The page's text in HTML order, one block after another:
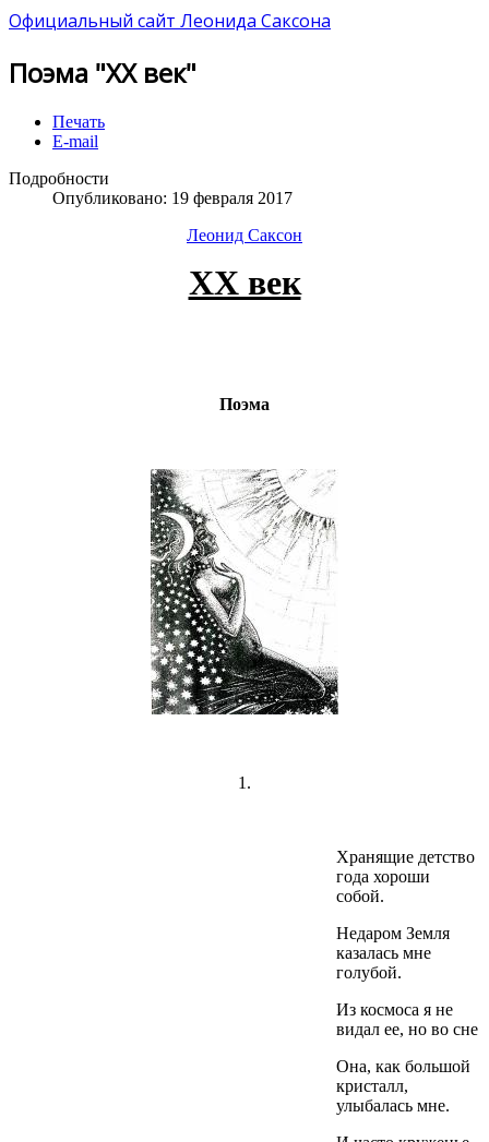
Официальный сайт Леонида Саксона
Поэма "XX век"
Печать
E-mail
Подробности
Опубликовано: 19 февраля 2017
Леонид Саксон
ХХ век
Поэма
1.
Хранящие детство
года хороши
собой.
Недаром Земля
казалась мне
голубой.
Из космоса я не
видал ее, но во сне
Она, как большой
кристалл,
улыбалась мне.